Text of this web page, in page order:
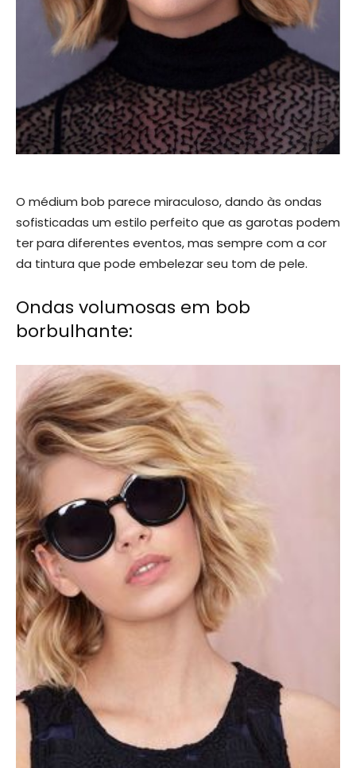
O médium bob parece miraculoso, dando às ondas
sofisticadas um estilo perfeito que as garotas podem
ter para diferentes eventos, mas sempre com a cor
da tintura que pode embelezar seu tom de pele.
Ondas volumosas em bob
borbulhante: